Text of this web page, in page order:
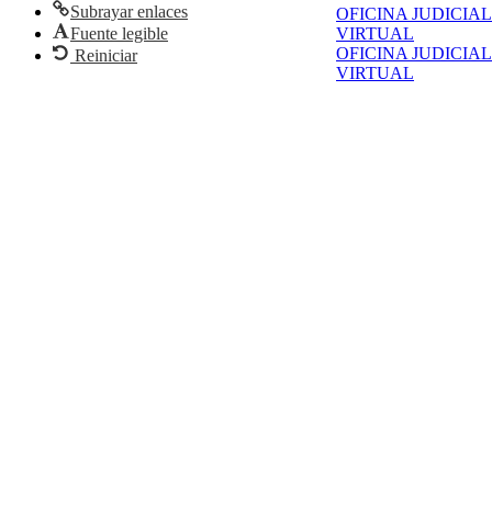
OFICINA JUDICIAL
VIRTUAL
OFICINA JUDICIAL
VIRTUAL
Subrayar enlaces
Fuente legible
Reiniciar